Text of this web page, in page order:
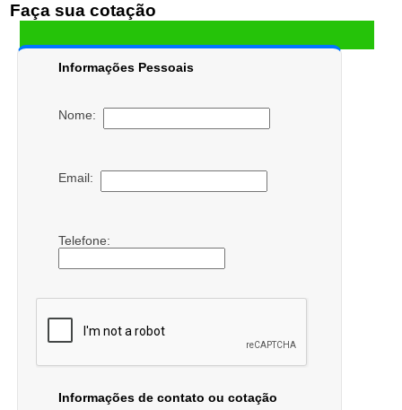
Faça sua cotação
Informações Pessoais
Nome:
Email:
Telefone:
Informações de contato ou cotação